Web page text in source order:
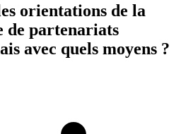
orientations de la
de partenariats
avec quels moyens ?